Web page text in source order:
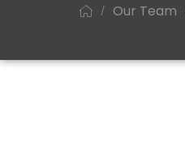
/ Our Team